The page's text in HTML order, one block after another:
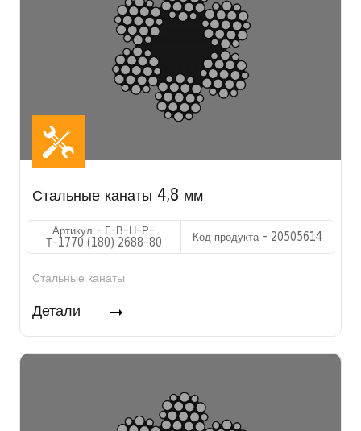
Стальные канаты 4,8 мм
Артикул - Г-В-Н-Р-
Т-1770 (180) 2688-80
Код продукта - 20505614
Стальные канаты
Детали